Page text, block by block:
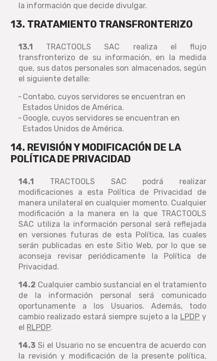
la información que decide divulgar.
13. TRATAMIENTO TRANSFRONTERIZO
13.1 TRACTOOLS SAC realiza el flujo
transfronterizo de su información, en la medida
que, sus datos personales son almacenados, según
el siguiente detalle:
Contabo, cuyos servidores se encuentran en
Estados Unidos de América.
Google, cuyos servidores se encuentran en
Estados Unidos de América.
14. REVISIÓN Y MODIFICACIÓN DE LA
POLÍTICA DE PRIVACIDAD
14.1 TRACTOOLS SAC podrá realizar
modificaciones a esta Política de Privacidad de
manera unilateral en cualquier momento. Cualquier
modificación a la manera en la que TRACTOOLS
SAC utiliza la información personal será reflejada
en versiones futuras de esta Política, las cuales
serán publicadas en este Sitio Web, por lo que se
aconseja revisar periódicamente la Política de
Privacidad.
14.2 Cualquier cambio sustancial en el tratamiento
de la información personal será comunicado
oportunamente a los Usuarios. Además, todo
cambio realizado estará siempre sujeto a la LPDP y
el RLPDP.
14.3 Si el Usuario no se encuentra de acuerdo con
la revisión y modificación de la presente política,